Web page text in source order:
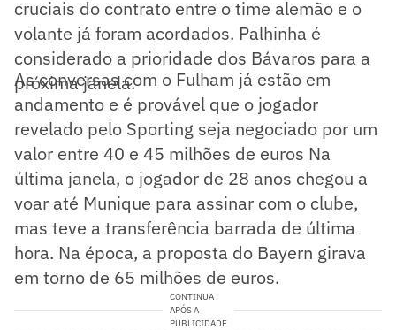
cruciais do contrato entre o time alemão e o
volante já foram acordados. Palhinha é
considerado a prioridade dos Bávaros para a
próxima janela.
As conversas com o Fulham já estão em
andamento e é provável que o jogador
revelado pelo Sporting seja negociado por um
valor entre 40 e 45 milhões de euros Na
última janela, o jogador de 28 anos chegou a
voar até Munique para assinar com o clube,
mas teve a transferência barrada de última
hora. Na época, a proposta do Bayern girava
em torno de 65 milhões de euros.
CONTINUA
APÓS A
PUBLICIDADE